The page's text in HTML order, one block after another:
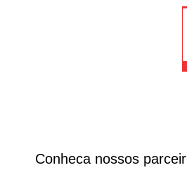
Conheca nossos